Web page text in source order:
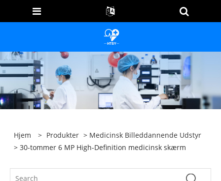
Hjem > Produkter > Medicinsk Billeddannende Udstyr
> 30-tommer 6 MP High-Definition medicinsk skærm